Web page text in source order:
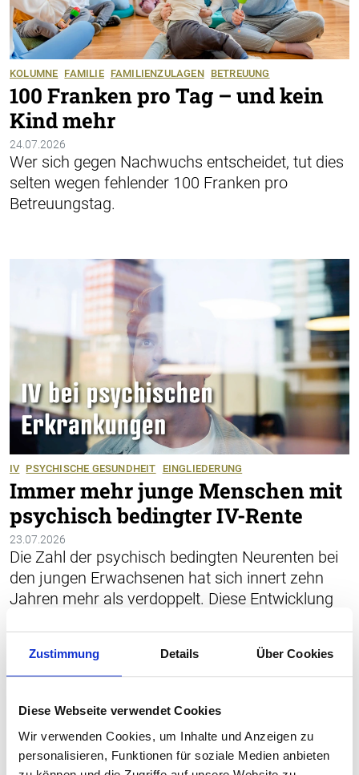
Zustimmung Details Über Cookies
Diese Webseite verwendet Cookies
Wir verwenden Cookies, um Inhalte und Anzeigen zu
personalisieren, Funktionen für soziale Medien anbieten
KOLUMNE FAMILIE FAMILIENZULAGEN BETREUUNG
100 Franken pro Tag – und kein
Kind mehr
24.07.2026
Wer sich gegen Nachwuchs entscheidet, tut dies
selten wegen fehlender 100 Franken pro
Betreuungstag.
IV PSYCHISCHE GESUNDHEIT EINGLIEDERUNG
Immer mehr junge Menschen mit
psychisch bedingter IV-Rente
23.07.2026
Die Zahl der psychisch bedingten Neurenten bei
den jungen Erwachsenen hat sich innert zehn
Jahren mehr als verdoppelt. Diese Entwicklung
psychischen Gesundheit, zu den Anforderungen
der Arbeitswelt und den ­Chancen auf berufliche
Integration auf.